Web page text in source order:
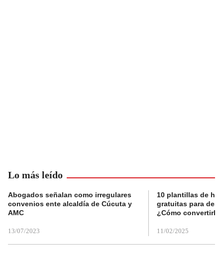
Lo más leído
Abogados señalan como irregulares
convenios ente alcaldía de Cúcuta y
AMC
13/07/2023
10 plantillas de
gratuitas para
¿Cómo convertirla
11/02/2025